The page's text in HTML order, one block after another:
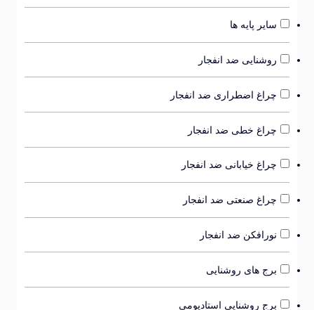
سایر پایه ها
روشنایی ضد انفجار
چراغ اضطراری ضد انفجار
چراغ خطی ضد انفجار
چراغ خیابانی ضد انفجار
چراغ صنعتی ضد انفجار
نورافکن ضد انفجار
برج های روشنایی
برج روشنایی استادیومی